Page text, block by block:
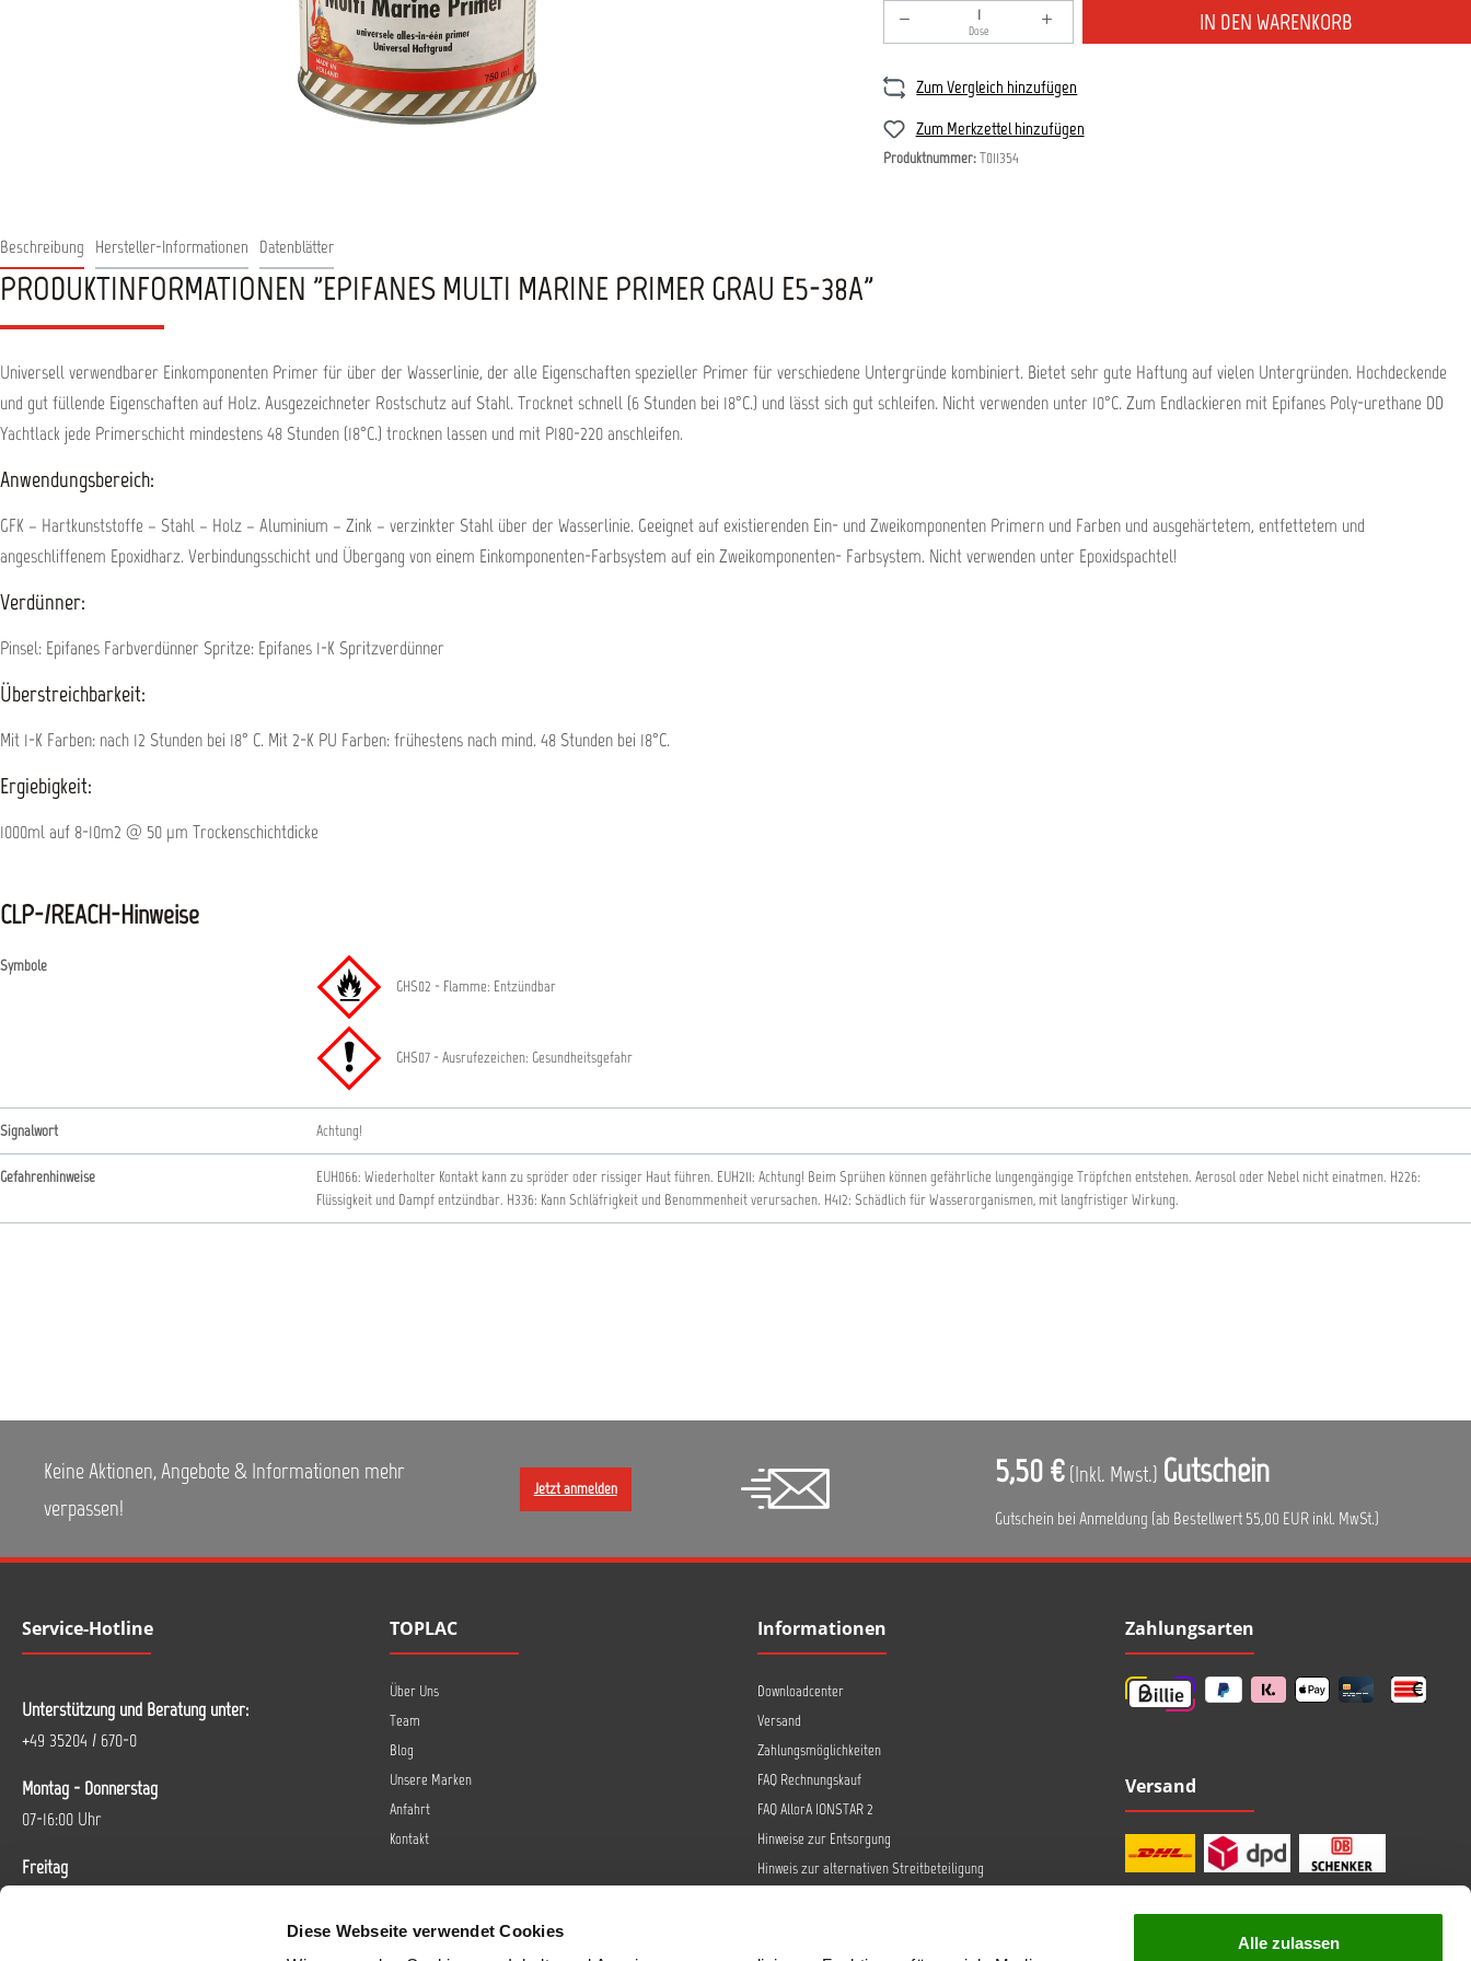
Diese Webseite verwendet Cookies
Alle zulassen
Produkt Anzahl: Gib den gewünschten Wert ein oder benutze
Dose IN DEN WARENKORB
Zum Vergleich hinzufügen
Zum Merkzettel hinzufügen
Produktnummer:T011354
Beschreibung Hersteller-Informationen Datenblätter
PRODUKTINFORMATIONEN "EPIFANES MULTI MARINE PRIMER GRAU E5-38A"
Universell verwendbarer Einkomponenten Primer für über der Wasserlinie, der alle Eigenschaften spezieller Primer für verschiedene Untergründe kombiniert. Bietet sehr gute Haftung auf vielen Untergründen. Hochdeckende
und gut füllende Eigenschaften auf Holz. Ausgezeichneter Rostschutz auf Stahl. Trocknet schnell (6 Stunden bei 18°C.) und lässt sich gut schleifen. Nicht verwenden unter 10°C. Zum Endlackieren mit Epifanes Poly-urethane DD
Yachtlack jede Primerschicht mindestens 48 Stunden (18°C.) trocknen lassen und mit P180-220 anschleifen.
Anwendungsbereich:
GFK – Hartkunststoffe – Stahl – Holz – Aluminium – Zink – verzinkter Stahl über der Wasserlinie. Geeignet auf existierenden Ein- und Zweikomponenten Primern und Farben und ausgehärtetem, entfettetem und
angeschliffenem Epoxidharz. Verbindungsschicht und Übergang von einem Einkomponenten-Farbsystem auf ein Zweikomponenten- Farbsystem. Nicht verwenden unter Epoxidspachtel!
Verdünner:
Pinsel: Epifanes Farbverdünner Spritze: Epifanes 1-K Spritzverdünner
Überstreichbarkeit:
Mit 1-K Farben: nach 12 Stunden bei 18° C. Mit 2-K PU Farben: frühestens nach mind. 48 Stunden bei 18°C.
Ergiebigkeit:
1000ml auf 8-10m2 @ 50 µm Trockenschichtdicke
CLP-/REACH-Hinweise
Symbole
GHS02 - Flamme: Entzündbar
GHS07 - Ausrufezeichen: Gesundheitsgefahr
Signalwort Achtung!
Gefahrenhinweise EUH066: Wiederholter Kontakt kann zu spröder oder rissiger Haut führen. EUH211: Achtung! Beim Sprühen können gefährliche lungengängige Tröpfchen entstehen. Aerosol oder Nebel nicht einatmen. H226:
Flüssigkeit und Dampf entzündbar. H336: Kann Schläfrigkeit und Benommenheit verursachen. H412: Schädlich für Wasserorganismen, mit langfristiger Wirkung.
Keine Aktionen, Angebote & Informationen mehr
verpassen!
Jetzt anmelden 5,50 € (Inkl. Mwst.) Gutschein
Gutschein bei Anmeldung (ab Bestellwert 55,00 EUR inkl. MwSt.)
Service-Hotline
Unterstützung und Beratung unter:
+49 35204 / 670-0
Montag - Donnerstag
07-16:00 Uhr
Freitag
TOPLAC
Über Uns
Team
Blog
Unsere Marken
Anfahrt
Kontakt
Informationen
Downloadcenter
Versand
Zahlungsmöglichkeiten
FAQ Rechnungskauf
FAQ AllorA IONSTAR 2
Hinweise zur Entsorgung
Hinweis zur alternativen Streitbeteiligung
Zahlungsarten
Versand